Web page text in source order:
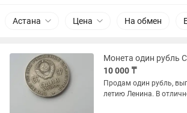
Астана Цена На обмен
10 000 ₸
Продам один рубль,
летию Ленина. В